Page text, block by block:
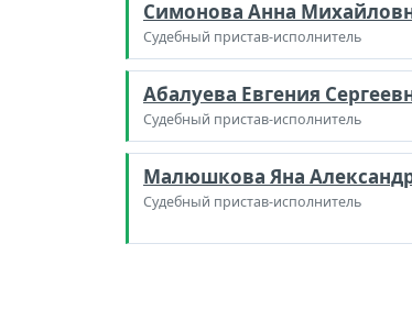
Симонова Анна
Судебный пристав-исполнитель
Абалуева Евгения
Судебный пристав-исполнитель
Малюшкова Яна
Судебный пристав-исполнитель